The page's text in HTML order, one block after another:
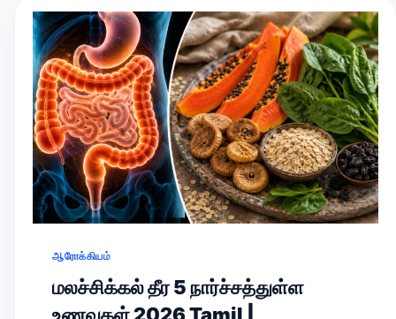
ஆரோக்கியம்
மலச்சிக்கல் தீர 5 நார்ச்சத்துள்ள